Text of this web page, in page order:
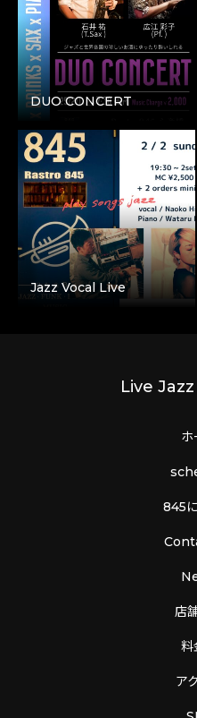
DUO CONCERT
Jazz Vocal Live
Live
ホ
845
店
料
ア